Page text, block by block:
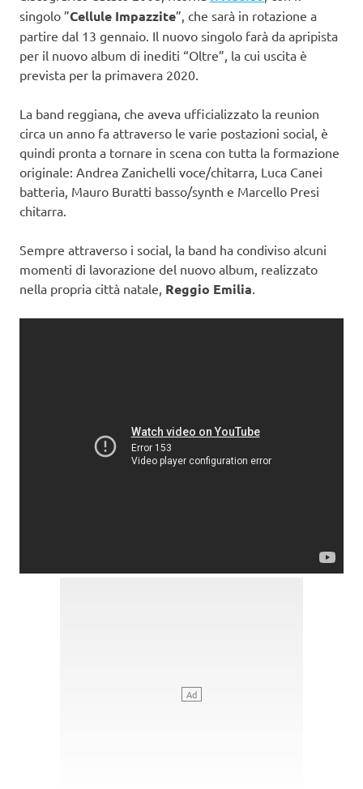
singolo ”Cellule Impazzite”, che sarà in rotazione a
partire dal 13 gennaio. Il nuovo singolo farà da apripista
per il nuovo album di inediti “Oltre”, la cui uscita è
prevista per la primavera 2020.
La band reggiana, che aveva ufficializzato la reunion
circa un anno fa attraverso le varie postazioni social, è
quindi pronta a tornare in scena con tutta la formazione
originale: Andrea Zanichelli voce/chitarra, Luca Canei
batteria, Mauro Buratti basso/synth e Marcello Presi
chitarra.
Sempre attraverso i social, la band ha condiviso alcuni
momenti di lavorazione del nuovo album, realizzato
nella propria città natale, Reggio Emilia